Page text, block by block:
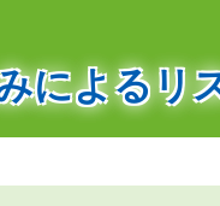
によるリ